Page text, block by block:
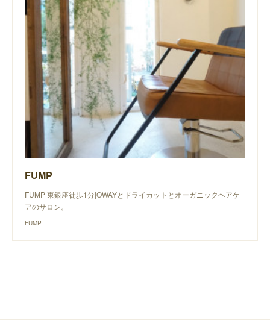
FUMP
FUMP|東銀座徒歩1分|OWAYとドライカットとオーガニックヘアケ
アのサロン。
FUMP